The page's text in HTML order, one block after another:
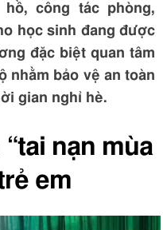
công tác phòng,
học sinh đang được
đặc biệt quan tâm
nhằm bảo vệ an toàn
gian nghỉ hè.
nạn mùa
em